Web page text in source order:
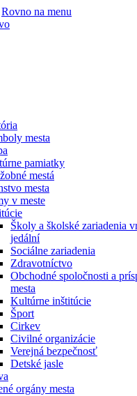
Rovno na menu
mesta
pamiatky
mestá
mesta
v meste
Školy a školské zariadenia
jedální
Sociálne zariadenia
Zdravotníctvo
Obchodné spoločnosti a
mesta
Kultúrne inštitúcie
Šport
Cirkev
Civilné organizácie
Verejná bezpečnosť
Detské jasle
orgány mesta